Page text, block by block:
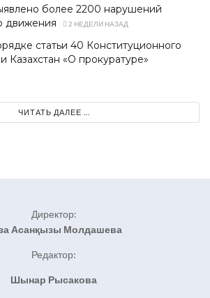
более 2200 нарушений
движения
2 НЕДЕЛИ НАЗАД
статьи 40 Конституционного
Казахстан «О прокуратуре»
ЧИТАТЬ ДАЛЕЕ ...
Директор:
Асанқызы Молдашева
Редактор:
Шынар Рысакова